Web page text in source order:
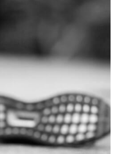
RIDURRE IL
FASTIDI